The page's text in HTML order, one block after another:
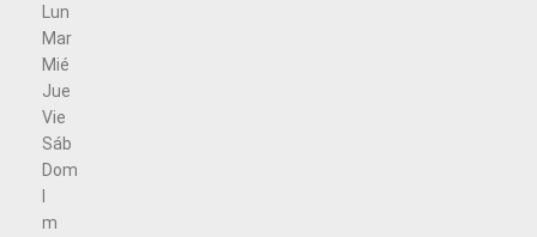
Lun
Mar
Mié
Jue
Vie
Sáb
Dom
m